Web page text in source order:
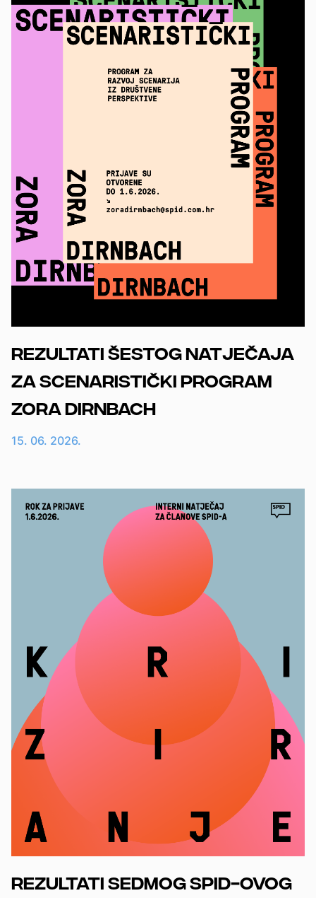
Rezultati šestog natječaja
za scenaristički program
Zora Dirnbach
15. 06. 2026.
Rezultati sedmog SPID-ovog